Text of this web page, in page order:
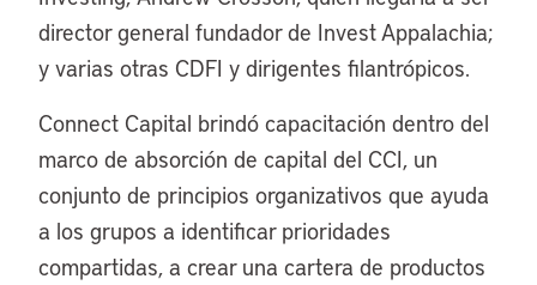
director general fundador de Invest Appalachia;
y varias otras CDFI y dirigentes filantrópicos.
Connect Capital brindó capacitación dentro del
marco de absorción de capital del CCI, un
conjunto de principios organizativos que ayuda
a los grupos a identificar prioridades
compartidas, a crear una cartera de productos